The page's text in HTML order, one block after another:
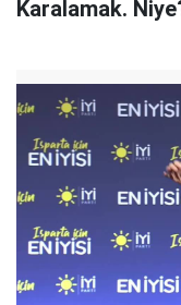
Karalamak.